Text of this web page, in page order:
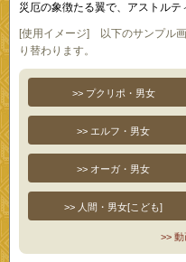
災厄の象徴たる翼で、アストルテ
[使用イメージ] 以下のサンプル
り替わります。
>> プクリポ・男女
>> エルフ・男女
>> オーガ・男女
>> 人間・男女[こども]
>>